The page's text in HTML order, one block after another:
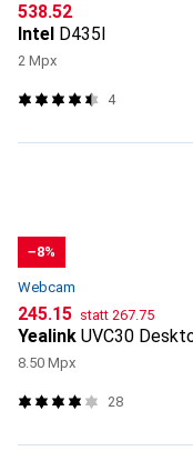
CHF
538.52
Intel D435I
2 Mpx
4
−8%
Webcam
CHF
245.15 statt CHF
267.75
Yealink UVC30
8.50 Mpx
28